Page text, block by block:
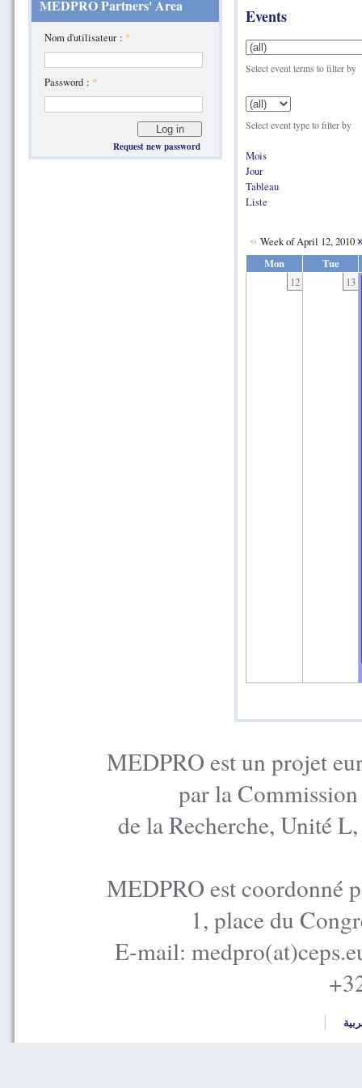
MEDPRO Partners' Area
Nom d'utilisateur : *
Password : *
Request new password
Events
Select event terms to filter by
Select event type to filter by
Mois
Jour
Tableau
Liste
« Week of April 12, 2010
Mon
Tue
12
13
MEDPRO est un projet
par la
de la Recherche, Unité
MEDPRO est coordonné
1, place du
E-mail: